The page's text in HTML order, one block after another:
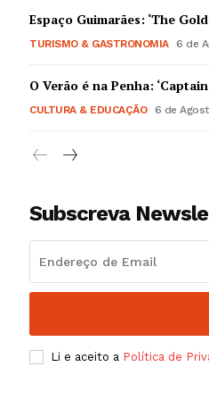
Espaço Guimarães: ‘The
TURISMO & GASTRONOMIA 6 de
O Verão é na Penha:
CULTURA & EDUCAÇÃO 6 de
Subscreva
Li e aceito a Política de